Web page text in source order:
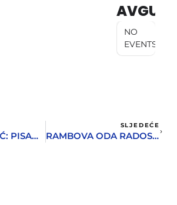
AVGUST
NO
EVENTS
MILOŠ RADOVIĆ: PISANJE JE BILO U MENI I PRIPREMALO SE DA ME POTPUNO PREOVLADA I PREUZME
SLJEDEĆE
RAMBOVA ODA RADOSTI